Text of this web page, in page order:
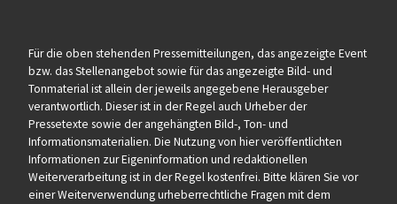
Für die oben stehenden Pressemitteilungen, das angezeigte Event
bzw. das Stellenangebot sowie für das angezeigte Bild- und
Tonmaterial ist allein der jeweils angegebene Herausgeber
verantwortlich. Dieser ist in der Regel auch Urheber der
Pressetexte sowie der angehängten Bild-, Ton- und
Informationsmaterialien. Die Nutzung von hier veröffentlichten
Informationen zur Eigeninformation und redaktionellen
Weiterverarbeitung ist in der Regel kostenfrei. Bitte klären Sie vor
einer Weiterverwendung urheberrechtliche Fragen mit dem